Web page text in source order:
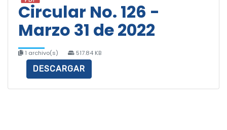
Circular No. 126 -
Marzo 31 de 2022
1 archivo(s) 517.84 KB
DESCARGAR